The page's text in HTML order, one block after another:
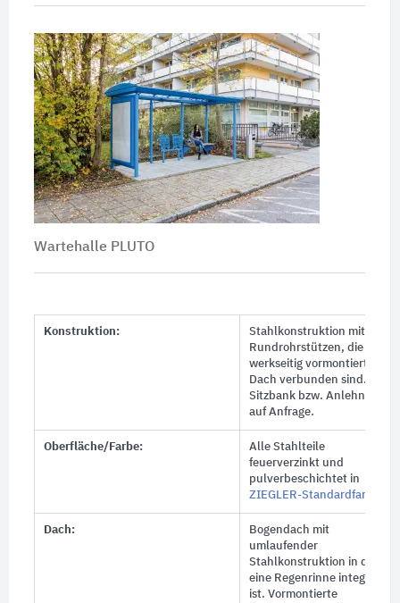
Wartehalle PLUTO
Konstruktion:
Stahlkonstruktion mit
Rundrohrstützen, die mit
werkseitig vormontiertem
Dach verbunden sind.
Sitzbank bzw. Anlehnbank
auf Anfrage.
Oberfläche/Farbe:
Alle Stahlteile
feuerverzinkt und
pulverbeschichtet in
ZIEGLER-Standardfarben
Dach:
Bogendach mit
umlaufender
Stahlkonstruktion in der
eine Regenrinne integriert
ist. Vormontierte